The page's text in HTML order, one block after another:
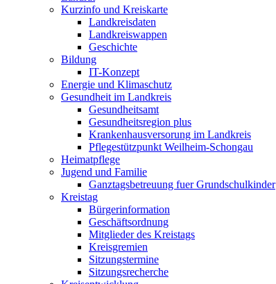
Kurzinfo und Kreiskarte
Landkreisdaten
Landkreiswappen
Geschichte
Bildung
IT-Konzept
Energie und Klimaschutz
Gesundheit im Landkreis
Gesundheitsamt
Gesundheitsregion plus
Krankenhausversorung im Landkreis
Pflegestützpunkt Weilheim-Schongau
Heimatpflege
Jugend und Familie
Ganztagsbetreuung fuer Grundschulkinder
Kreistag
Bürgerinformation
Geschäftsordnung
Mitglieder des Kreistags
Kreisgremien
Sitzungstermine
Sitzungsrecherche